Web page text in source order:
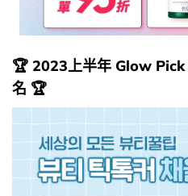
🏆 2023上半年 Glow
名 🏆